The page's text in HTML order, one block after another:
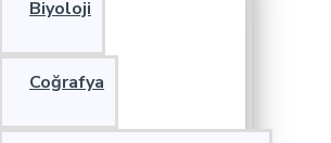
Biyoloji
Coğrafya